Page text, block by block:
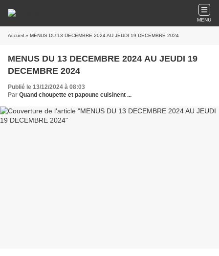
MENU
Accueil » MENUS DU 13 DECEMBRE 2024 AU JEUDI 19 DECEMBRE 2024
MENUS DU 13 DECEMBRE 2024 AU JEUDI 19
DECEMBRE 2024
Publié le 13/12/2024 à 08:03
Par Quand choupette et papoune cuisinent ...